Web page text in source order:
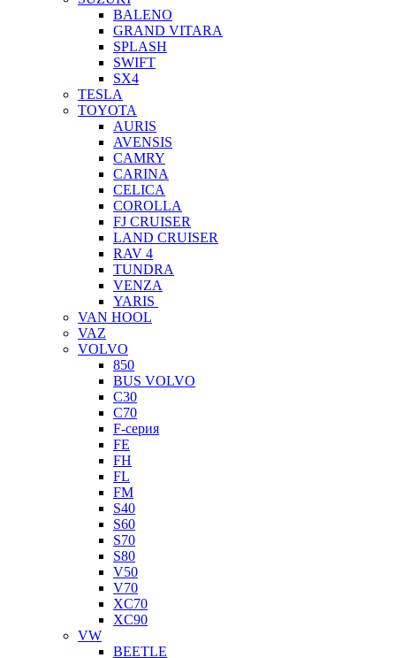
BALENO
GRAND VITARA
SPLASH
SWIFT
SX4
TESLA
TOYOTA
AURIS
AVENSIS
CAMRY
CARINA
CELICA
COROLLA
FJ CRUISER
LAND CRUISER
RAV 4
TUNDRA
VENZA
YARIS
VAN HOOL
VAZ
VOLVO
850
BUS VOLVO
C30
C70
F-серия
FE
FH
FL
FM
S40
S60
S70
S80
V50
V70
XC70
XC90
VW
BEETLE